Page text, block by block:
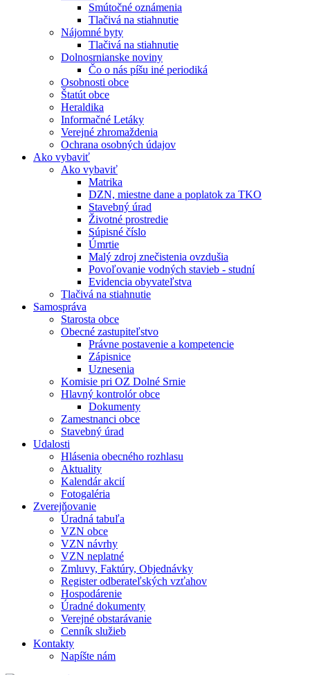
Smútočné oznámenia
Tlačivá na stiahnutie
Nájomné byty
Tlačivá na stiahnutie
Dolnosrnianske noviny
Čo o nás píšu iné periodiká
Osobnosti obce
Štatút obce
Heraldika
Informačné Letáky
Verejné zhromaždenia
Ochrana osobných údajov
Ako vybaviť
Ako vybaviť
Matrika
DZN, miestne dane a poplatok za TKO
Stavebný úrad
Životné prostredie
Súpisné číslo
Úmrtie
Malý zdroj znečistenia ovzdušia
Povoľovanie vodných stavieb - studní
Evidencia obyvateľstva
Tlačivá na stiahnutie
Samospráva
Starosta obce
Obecné zastupiteľstvo
Právne postavenie a kompetencie
Zápisnice
Uznesenia
Komisie pri OZ Dolné Srnie
Hlavný kontrolór obce
Dokumenty
Zamestnanci obce
Stavebný úrad
Udalosti
Hlásenia obecného rozhlasu
Aktuality
Kalendár akcií
Fotogaléria
Zverejňovanie
Úradná tabuľa
VZN obce
VZN návrhy
VZN neplatné
Zmluvy, Faktúry, Objednávky
Register odberateľských vzťahov
Hospodárenie
Úradné dokumenty
Verejné obstarávanie
Cenník služieb
Kontakty
Napíšte nám